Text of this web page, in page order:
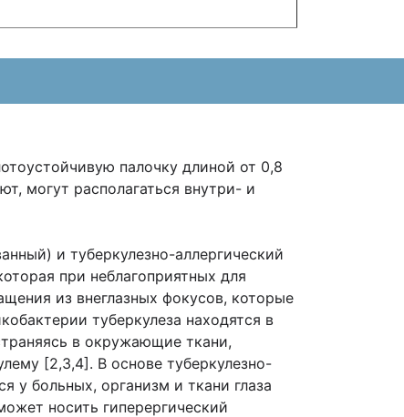
палочку длиной от 0,8
могут располагаться внутри- и
и туберкулезно-аллергический
при неблагоприятных для
из внеглазных фокусов, которые
туберкулеза находятся в
в окружающие ткани,
[2,3,4]. В основе туберкулезно-
у больных, организм и ткани глаза
носить гиперергический